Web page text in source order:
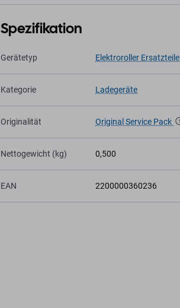
Spezifikation
Gerätetyp Elektroroller Ersatzteile
Kategorie Ladegeräte
Originalität Original Service Pack
Nettogewicht (kg) 0,500
EAN 2200000360236